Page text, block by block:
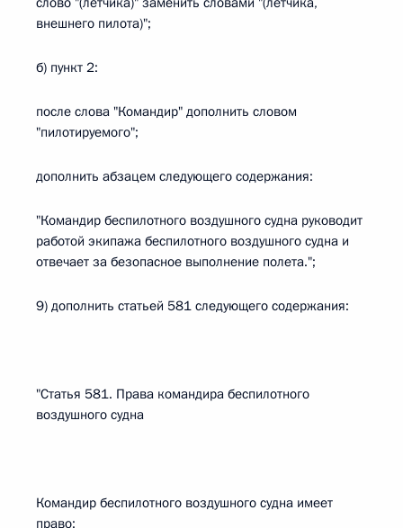
внешнего пилота)";
б) пункт 2:
после слова "Командир" дополнить словом
"пилотируемого";
дополнить абзацем следующего содержания:
"Командир беспилотного воздушного судна руководит
работой экипажа беспилотного воздушного судна и
отвечает за безопасное выполнение полета.";
9) дополнить статьей 581 следующего содержания:
"Статья 581. Права командира беспилотного
воздушного судна
Командир беспилотного воздушного судна имеет
право: